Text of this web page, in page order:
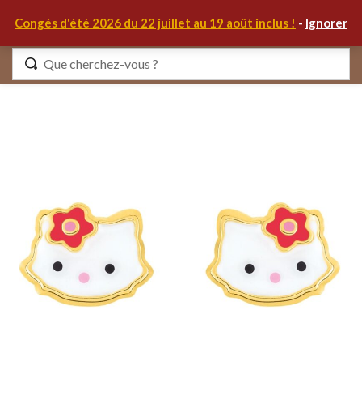
Congés d'été 2026 du 22 juillet au 19 août inclus ! - Ignorer
Identifiez-vous
S'IDENTIFIER
MON COMPTE